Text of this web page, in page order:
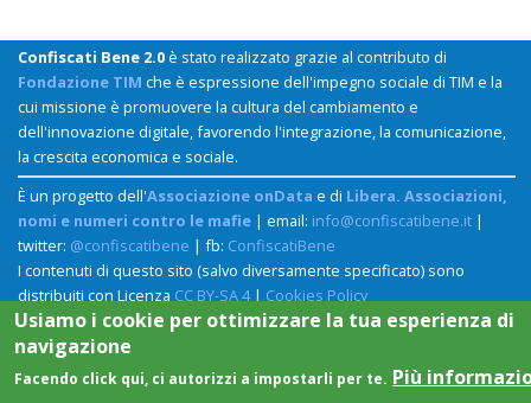
Confiscati Bene 2.0è stato realizzato grazie al contributo di
Fondazione TIM che è espressione dell'impegno sociale di TIM e la
cui missione è promuovere la cultura del cambiamento e
dell'innovazione digitale, favorendo l'integrazione, la comunicazione,
la crescita economica e sociale.
È un progetto dell'Associazione onData e di Libera. Associazioni,
nomi e numeri contro le mafie | email: info@confiscatibene.it |
twitter: @confiscatibene | fb: ConfiscatiBene
I contenuti di questo sito (salvo diversamente specificato) sono
distribuiti con Licenza CC BY-SA 4| Cookies Policy
Usiamo i cookie per ottimizzare la tua esperienza di
navigazione
Facendo click qui, ci autorizzi a impostarli per te. Più